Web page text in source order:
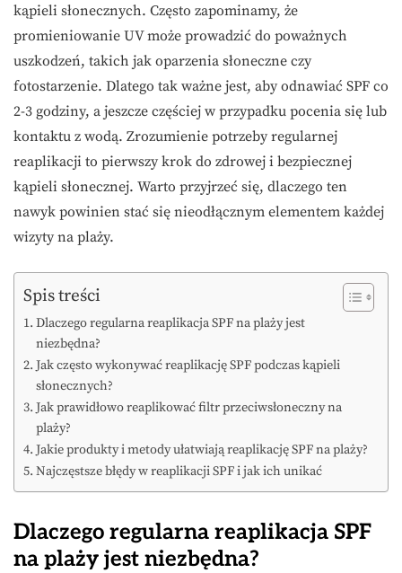
kąpieli słonecznych. Często zapominamy, że
promieniowanie UV może prowadzić do poważnych
uszkodzeń, takich jak oparzenia słoneczne czy
fotostarzenie. Dlatego tak ważne jest, aby odnawiać SPF co
2-3 godziny, a jeszcze częściej w przypadku pocenia się lub
kontaktu z wodą. Zrozumienie potrzeby regularnej
reaplikacji to pierwszy krok do zdrowej i bezpiecznej
kąpieli słonecznej. Warto przyjrzeć się, dlaczego ten
nawyk powinien stać się nieodłącznym elementem każdej
wizyty na plaży.
Spis treści
Dlaczego regularna reaplikacja SPF na plaży jest
niezbędna?
Jak często wykonywać reaplikację SPF podczas kąpieli
słonecznych?
Jak prawidłowo reaplikować filtr przeciwsłoneczny na
plaży?
Jakie produkty i metody ułatwiają reaplikację SPF na plaży?
Najczęstsze błędy w reaplikacji SPF i jak ich unikać
Dlaczego regularna reaplikacja SPF
na plaży jest niezbędna?